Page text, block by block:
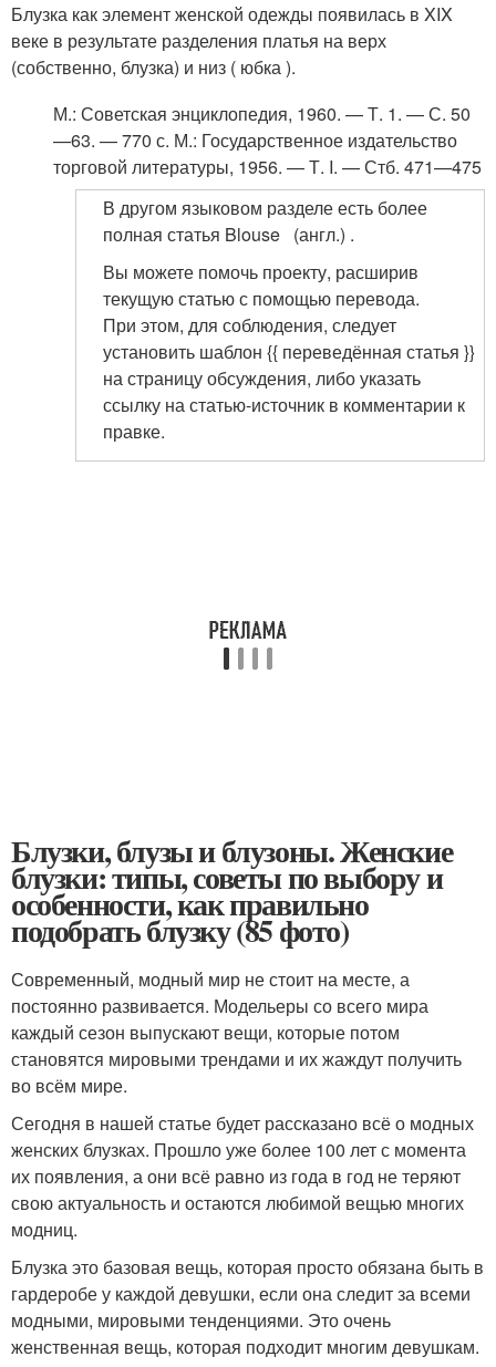
Блузка как элемент женской одежды появилась в XIX
веке в результате разделения платья на верх
(собственно, блузка) и низ ( юбка ).
М.: Советская энциклопедия, 1960. — Т. 1. — С. 50
—63. — 770 с. М.: Государственное издательство
торговой литературы, 1956. — Т. I. — Стб. 471—475
В другом языковом разделе есть более
полная статья Blouse (англ.) .
Вы можете помочь проекту, расширив
текущую статью с помощью перевода.
При этом, для соблюдения, следует
установить шаблон {{ переведённая статья }}
на страницу обсуждения, либо указать
ссылку на статью-источник в комментарии к
правке.
Блузки, блузы и блузоны. Женские
блузки: типы, советы по выбору и
особенности, как правильно
подобрать блузку (85 фото)
Современный, модный мир не стоит на месте, а
постоянно развивается. Модельеры со всего мира
каждый сезон выпускают вещи, которые потом
становятся мировыми трендами и их жаждут получить
во всём мире.
Сегодня в нашей статье будет рассказано всё о модных
женских блузках. Прошло уже более 100 лет с момента
их появления, а они всё равно из года в год не теряют
свою актуальность и остаются любимой вещью многих
модниц.
Блузка это базовая вещь, которая просто обязана быть в
гардеробе у каждой девушки, если она следит за всеми
модными, мировыми тенденциями. Это очень
женственная вещь, которая подходит многим девушкам.